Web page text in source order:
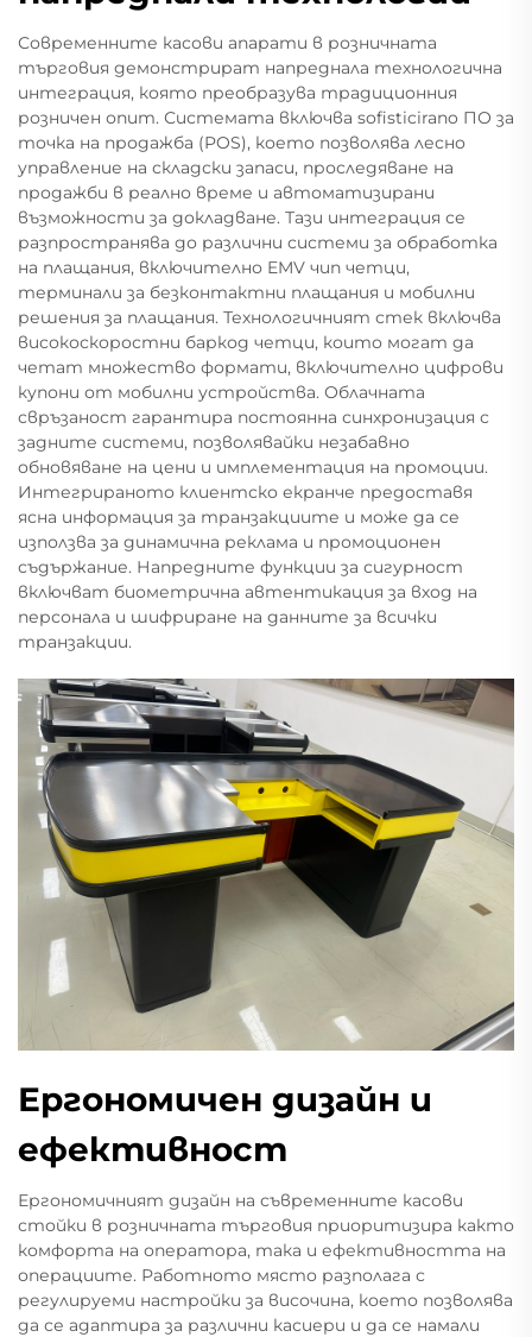
Современните касови апарати в розничната
търговия демонстрират напреднала технологична
интеграция, която преобразува традиционния
розничен опит. Системата включва sofisticirano ПО за
точка на продажба (POS), което позволява лесно
управление на складски запаси, проследяване на
продажби в реално време и автоматизирани
възможности за докладване. Тази интеграция се
разпространява до различни системи за обработка
на плащания, включително EMV чип четци,
терминали за безконтактни плащания и мобилни
решения за плащания. Технологичният стек включва
високоскоростни баркод четци, които могат да
четат множество формати, включително цифрови
купони от мобилни устройства. Облачната
свръзаност гарантира постоянна синхронизация с
задните системи, позволявайки незабавно
обновяване на цени и имплементация на промоции.
Интегрираното клиентско екранче предоставя
ясна информация за транзакциите и може да се
използва за динамична реклама и промоционен
съдържание. Напредните функции за сигурност
включват биометрична автентикация за вход на
персонала и шифриране на данните за всички
транзакции.
Ергономичен дизайн и
ефективност
Ергономичният дизайн на съвременните касови
стойки в розничната търговия приоритизира както
комфорта на оператора, така и ефективността на
операциите. Работното място разполага с
регулируеми настройки за височина, което позволява
да се адаптира за различни касиери и да се намали